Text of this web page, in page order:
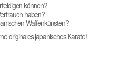
können?
haben?
Waffenkünsten?
originales japanisches Karate!